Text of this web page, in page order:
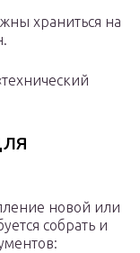
храниться на
новой или
собрать и